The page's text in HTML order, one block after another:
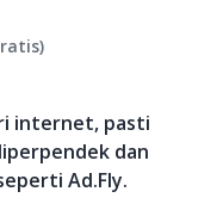
)
internet, pasti
dan
Ad.Fly.